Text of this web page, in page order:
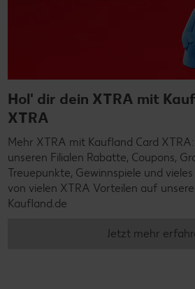
Hol' dir dein XTRA mit
XTRA
Mehr XTRA mit Kaufland Card
unseren Filialen Rabatte, Coupons,
Treuepunkte, Gewinnspiele und
von vielen XTRA Vorteilen auf
Kaufland.de
Jetzt mehr